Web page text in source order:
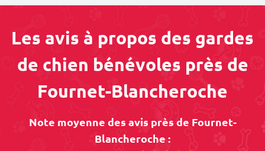
Les avis à propos des gardes
de chien bénévoles près de
Fournet-Blancheroche
Note moyenne des avis près de Fournet-
Blancheroche :